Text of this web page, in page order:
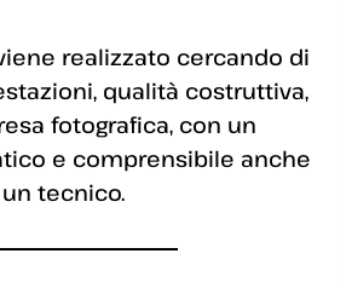
realizzato cercando di
qualità costruttiva,
fotografica, con un
e comprensibile anche
tecnico.